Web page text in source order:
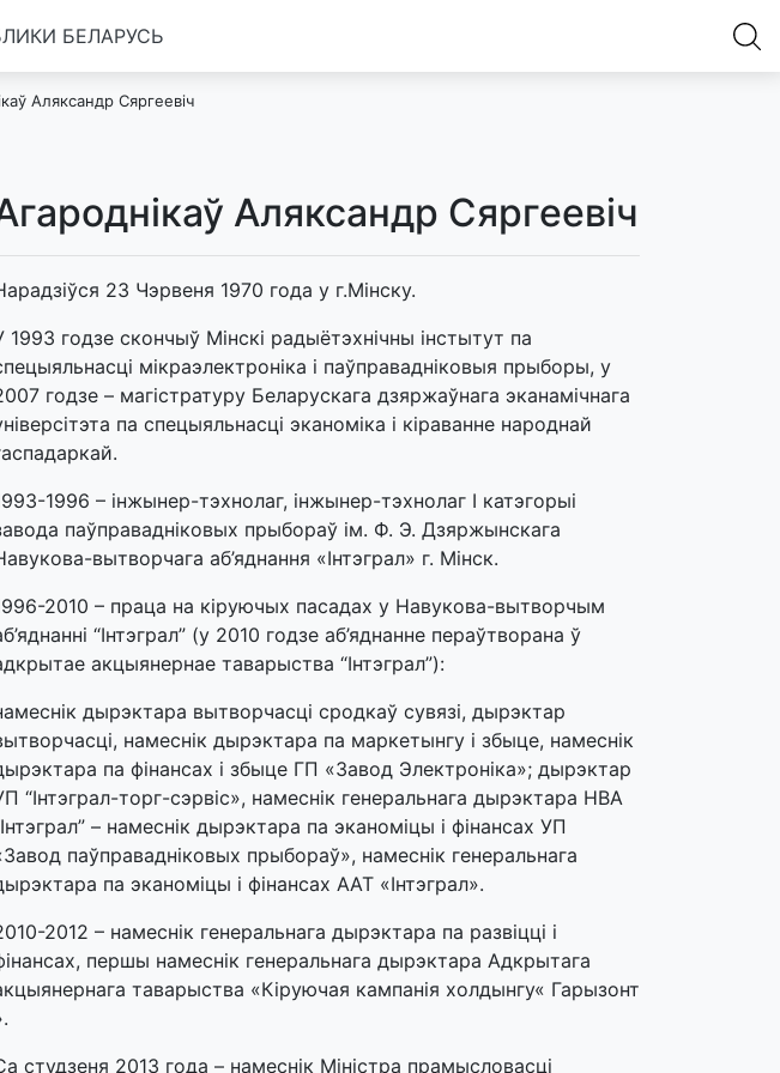
БЕЛАРУСЬ
Аляксандр Сяргеевіч
Аляксандр Сяргеевіч
23 Чэрвеня 1970 года у г.Мінску.
1993 годзе скончыў Мінскі радыётэхнічны інстытут па
мікраэлектроніка і паўправадніковыя прыборы, у
годзе – магістратуру Беларускага дзяржаўнага эканамічнага
па спецыяльнасці эканоміка і кіраванне народнай
1996 – інжынер-тэхнолаг, інжынер-тэхнолаг I катэгорыі
паўправадніковых прыбораў ім. Ф. Э. Дзяржынскага
вытворчага аб’яднання «Інтэграл» г. Мінск.
2010 – праца на кіруючых пасадах у Навукова-вытворчым
“Інтэграл” (у 2010 годзе аб’яднанне пераўтворана ў
акцыянернае таварыства “Інтэграл”):
дырэктара вытворчасці сродкаў сувязі, дырэктар
намеснік дырэктара па маркетынгу і збыце, намеснік
па фінансах і збыце ГП «Завод Электроніка»; дырэктар
“Інтэграл-торг-сэрвіс», намеснік генеральнага дырэктара НВА
– намеснік дырэктара па эканоміцы і фінансах УП
паўправадніковых прыбораў», намеснік генеральнага
па эканоміцы і фінансах ААТ «Інтэграл».
2012 – намеснік генеральнага дырэктара па развіцці і
першы намеснік генеральнага дырэктара Адкрытага
таварыства «Кіруючая кампанія холдынгу« Гарызонт
студзеня 2013 года – намеснік Міністра прамысловасці